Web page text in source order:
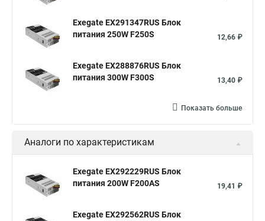
Exegate EX291347RUS Блок
питания 250W F250S
12,66 ₽
Exegate EX288876RUS Блок
питания 300W F300S
13,40 ₽
Показать больше
Аналоги по характеристикам
Exegate EX292229RUS Блок
питания 200W F200AS
19,41 ₽
Exegate EX292562RUS Блок